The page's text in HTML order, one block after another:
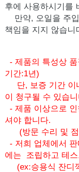
후에 사용하시기를
만약, 오일을 주입
책임을 지지 않습니
- 제품의 특성상
기간:1년)
단, 보증 기간 이
이 청구될 수 있습
- 제품 이상으로
셔야 합니다.
(방문 수리 및 점
- 저희 업체에서
에는 조립하고 테
(ex:승용식 잔디